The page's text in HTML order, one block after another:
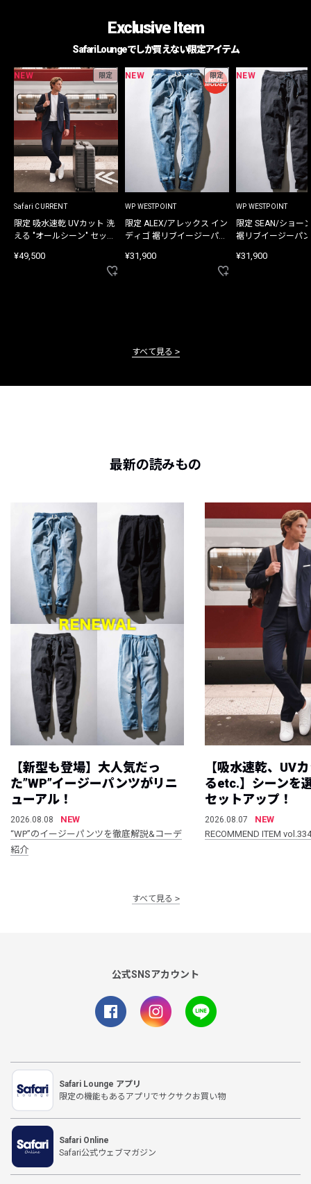
Exclusive Item
Safari Loungeでしか買えない限定アイテム
NEW 限定
Safari CURRENT
限定 吸水速乾 UVカット 洗
える "オールシーン" セット
¥49,500
NEW 限定
WP WESTPOINT
限定 ALEX/アレックス イン
ディゴ 裾リブイージーパン
¥31,900
NEW
WP WESTPOINT
限定 SEAN/ショー
裾リブイージーパ
¥31,900
すべて見る
最新の読みもの
【新型も登場】大人気だっ
た”WP”イージーパンツがリニ
ューアル！
2026.08.08
NEW
“WP”のイージーパンツを徹底解説&コーデ
紹介
【吸水速乾、UV
るetc.】シーンを
セットアップ！
2026.08.07
NEW
RECOMMEND ITEM vol.334
すべて見る
公式SNSアカウント
Safari Lounge アプリ
限定の機能もあるアプリでサクサクお買い物
Safari Online
Safari公式ウェブマガジン